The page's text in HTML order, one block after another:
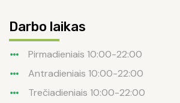
Darbo laikas
Pirmadieniais 10:00-22:00
Antradieniais 10:00-22:00
Trečiadieniais 10:00-22:00